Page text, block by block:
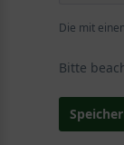
Die mit
Bitte